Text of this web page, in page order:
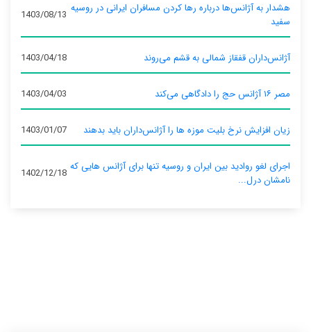
هشدار به آژانس‌ها درباره رها کردن مسافران ایرانی در روسیه
سفید
1403/08/13
آژانس‌داران قفقاز شمالی به قشم می‌روند 1403/04/18
مصر ۱۶ آژانس حج را دادگاهی می‌کند 1403/04/03
زیان افزایش نرخ بلیت موزه ها را آژانس‌داران باید بدهند 1403/01/07
اجرای لغو روادید بین ایران و روسیه تنها برای آژانس‌ هایی که
نامشان درل...
1402/12/18